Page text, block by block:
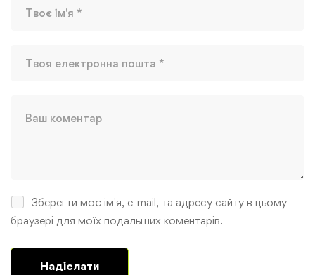
Зберегти моє ім'я, e-mail, та адресу сайту в цьому
браузері для моїх подальших коментарів.